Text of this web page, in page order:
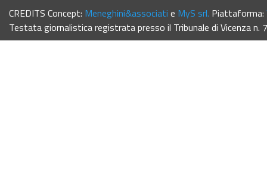
CREDITS Concept: Meneghini&associati e MyS srl. Piattaforma:
Testata giornalistica registrata presso il Tribunale di Vicenza n.